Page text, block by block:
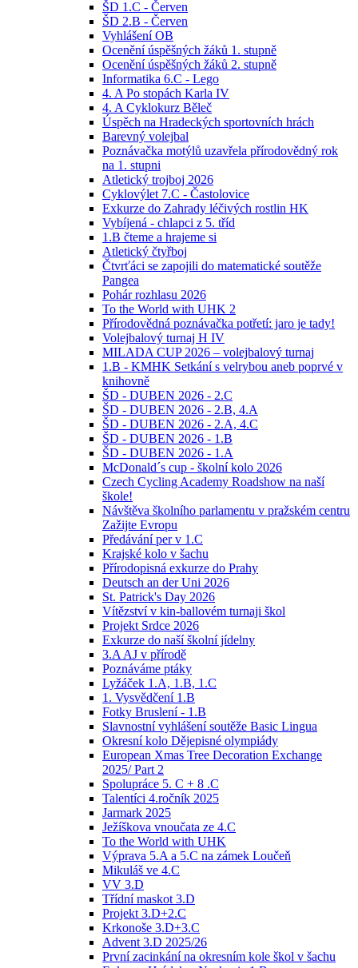
ŠD 1.C - Červen
ŠD 2.B - Červen
Vyhlášení OB
Ocenění úspěšných žáků 1. stupně
Ocenění úspěšných žáků 2. stupně
Informatika 6.C - Lego
4. A Po stopách Karla IV
4. A Cyklokurz Běleč
Úspěch na Hradeckých sportovních hrách
Barevný volejbal
Poznávačka motýlů uzavřela přírodovědný rok
na 1. stupni
Atletický trojboj 2026
Cyklovýlet 7.C - Častolovice
Exkurze do Zahrady léčivých rostlin HK
Vybíjená - chlapci z 5. tříd
1.B čteme a hrajeme si
Atletický čtyřboj
Čtvrťáci se zapojili do matematické soutěže
Pangea
Pohár rozhlasu 2026
To the World with UHK 2
Přírodovědná poznávačka potřetí: jaro je tady!
Volejbalový turnaj H IV
MILADA CUP 2026 – volejbalový turnaj
1.B - KMHK Setkání s velrybou aneb poprvé v
knihovně
ŠD - DUBEN 2026 - 2.C
ŠD - DUBEN 2026 - 2.B, 4.A
ŠD - DUBEN 2026 - 2.A, 4.C
ŠD - DUBEN 2026 - 1.B
ŠD - DUBEN 2026 - 1.A
McDonald´s cup - školní kolo 2026
Czech Cycling Academy Roadshow na naší
škole!
Návštěva školního parlamentu v pražském centru
Zažijte Evropu
Předávání per v 1.C
Krajské kolo v šachu
Přírodopisná exkurze do Prahy
Deutsch an der Uni 2026
St. Patrick's Day 2026
Vítězství v kin-ballovém turnaji škol
Projekt Srdce 2026
Exkurze do naší školní jídelny
3.A AJ v přírodě
Poznáváme ptáky
Lyžáček 1.A, 1.B, 1.C
1. Vysvědčení 1.B
Fotky Bruslení - 1.B
Slavnostní vyhlášení soutěže Basic Lingua
Okresní kolo Dějepisné olympiády
European Xmas Tree Decoration Exchange
2025/ Part 2
Spolupráce 5. C + 8 .C
Talentíci 4.ročník 2025
Jarmark 2025
Ježíškova vnoučata ze 4.C
To the World with UHK
Výprava 5.A a 5.C na zámek Loučeň
Mikuláš ve 4.C
VV 3.D
Třídní maskot 3.D
Projekt 3.D+2.C
Krkonoše 3.D+3.C
Advent 3.D 2025/26
První zacinkání na okresním kole škol v šachu